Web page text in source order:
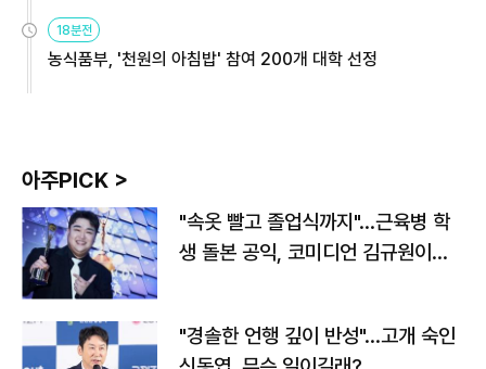
원
18분전
농식품부, '천원의 아침밥' 참여 200개 대학 선정
아주PICK >
"속옷 빨고 졸업식까지"…근육병 학
생 돌본 공익, 코미디언 김규원이었
"경솔한 언행 깊이 반성"…고개 숙인